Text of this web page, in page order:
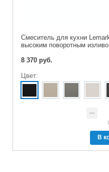
Cмеситель для кухни
высоким поворотным
8 370 руб.
Цвет:
В